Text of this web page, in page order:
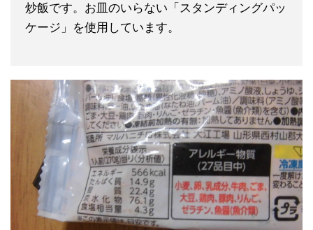
炒飯です。お皿のいらない「スタンディングパッ
ケージ」を使用しています。